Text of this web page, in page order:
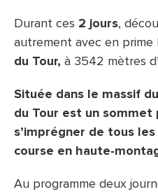
Durant ces 2 jours,
autrement avec en prime
du Tour, à 3542 mètres
Située dans le massif
du Tour est un sommet
s’imprégner de tous
course en haute-
Au programme deux